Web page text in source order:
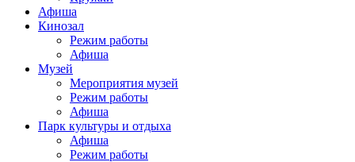
Афиша
Кинозал
Режим работы
Афиша
Музей
Мероприятия музей
Режим работы
Афиша
Парк культуры и отдыха
Афиша
Режим работы